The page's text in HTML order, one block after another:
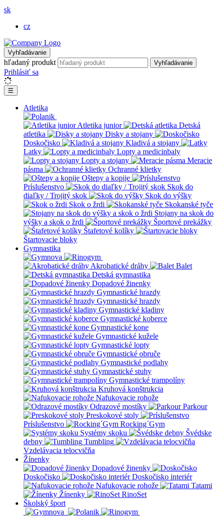
sk
cz
Vyhľadávanie
hľadaný produkt Vyhľadávanie
Prihlásiť sa
☰
Atletika
Atletika junior
Detská
atletika
Disky a stojany
Doskočisko
Kladivá a stojany
Latky
Lopty a medicinbaly
Lopty a stojany
Meracie
pásma
Ochranné klietky
Oštepy a kopije
Príslušenstvo
Skok do
diaľky / Trojitý skok
Skok do výšky
Skok o žrdi
Skokanské tyče
Stojany na skok do
výšky a skok o žrdi
Športové prekážky
Štafetové kolíky
Štartovacie bloky
Gymnastika
Akrobatické dráhy
Balet
Detská gymnastika
Dopadové žinenky
Gymnastické hrazdy
Gymnastické hrazdy
Gymnastické kladiny
Gymnastické koberce
Gymnastické kone
Gymnastické kužele
Gymnastické lopty
Gymnastické obruče
Gymnastické podlahy
Gymnastické stuhy
Gymnastické trampolíny
Kruhová konštrukcia
Nafukovacie rohože
Odrazové mostíky
Parkour
Preskokové stoly
Príslušenstvo
Rocking´Gym
Systémy skoku
Švédske
debny
Tumbling
Vzdelávacia telocvičňa
Žínenky
Dopadové žinenky
Doskočisko
Doskočisko interiér
Nafukovacie rohože
Tatami
Žínenky
RinoSet
Školský šport